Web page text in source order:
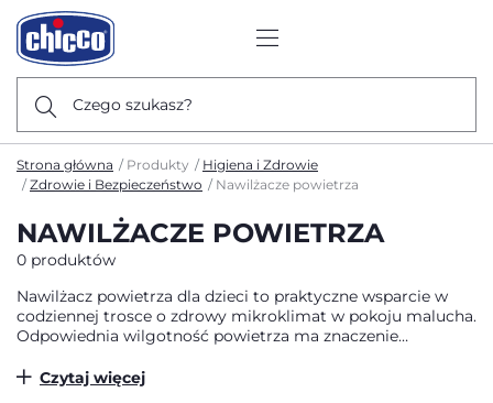
Czego szukasz?
Strona główna Produkty
Higiena i Zdrowie
Zdrowie i Bezpieczeństwo
Nawilżacze powietrza
NAWILŻACZE POWIETRZA
0 produktów
Nawilżacz powietrza dla dzieci to praktyczne wsparcie w
codziennej trosce o zdrowy mikroklimat w pokoju malucha.
Odpowiednia wilgotność powietrza ma znaczenie
może wpływać na komfort oddychania, jakość snu i
Czytaj więcej